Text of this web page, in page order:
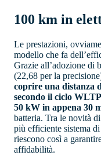
100 km in
Le prestazioni,
modello che fa
Grazie all’adozione di
(22,68 per la
coprire una distanza
secondo il ciclo
50 kW in appena 30
batteria. Tra le novità
più efficiente sistema
riescono così a
affidabilità.